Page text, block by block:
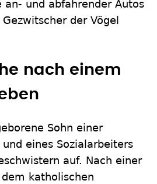
an- und abfahrender Autos
der Vögel
nach einem
Sohn einer
eines Sozialarbeiters
auf. Nach einer
katholischen